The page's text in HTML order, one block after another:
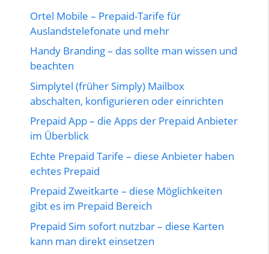
Ortel Mobile – Prepaid-Tarife für
Auslandstelefonate und mehr
Handy Branding – das sollte man wissen und
beachten
Simplytel (früher Simply) Mailbox
abschalten, konfigurieren oder einrichten
Prepaid App – die Apps der Prepaid Anbieter
im Überblick
Echte Prepaid Tarife – diese Anbieter haben
echtes Prepaid
Prepaid Zweitkarte – diese Möglichkeiten
gibt es im Prepaid Bereich
Prepaid Sim sofort nutzbar – diese Karten
kann man direkt einsetzen